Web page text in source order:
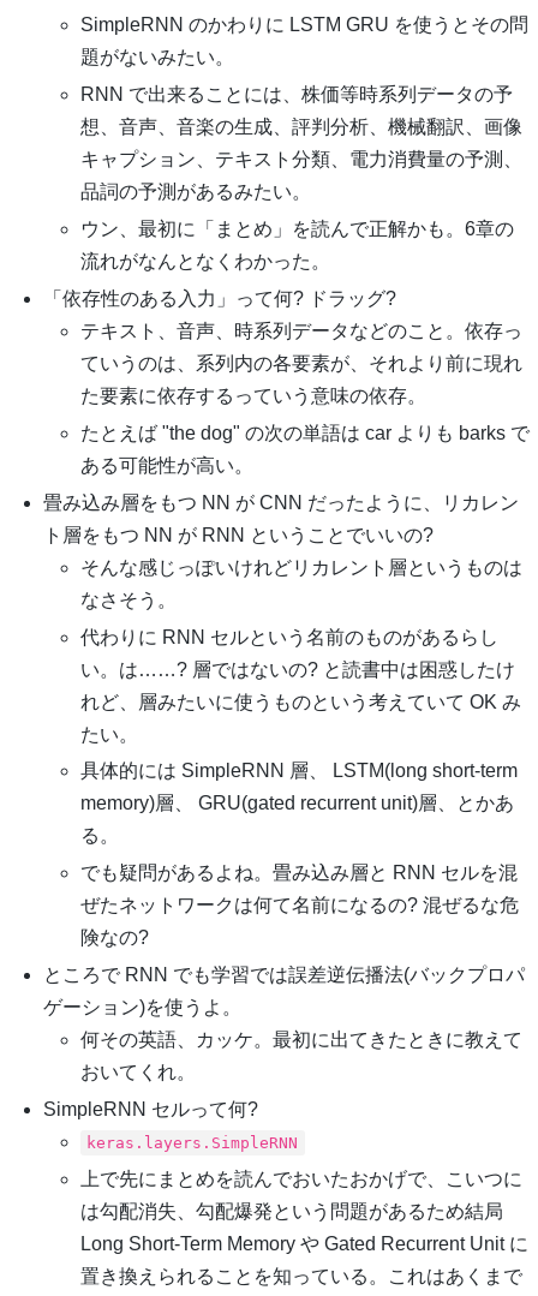
SimpleRNN のかわりに LSTM GRU を使うとその問
題がないみたい。
RNN で出来ることには、株価等時系列データの予
想、音声、音楽の生成、評判分析、機械翻訳、画像
キャプション、テキスト分類、電力消費量の予測、
品詞の予測があるみたい。
ウン、最初に「まとめ」を読んで正解かも。6章の
流れがなんとなくわかった。
「依存性のある入力」って何? ドラッグ?
テキスト、音声、時系列データなどのこと。依存っ
ていうのは、系列内の各要素が、それより前に現れ
た要素に依存するっていう意味の依存。
たとえば "the dog" の次の単語は car よりも barks で
ある可能性が高い。
畳み込み層をもつ NN が CNN だったように、リカレン
ト層をもつ NN が RNN ということでいいの?
そんな感じっぽいけれどリカレント層というものは
なさそう。
代わりに RNN セルという名前のものがあるらし
い。は……? 層ではないの? と読書中は困惑したけ
れど、層みたいに使うものという考えていて OK み
たい。
具体的には SimpleRNN 層、 LSTM(long short-term
memory)層、 GRU(gated recurrent unit)層、とかあ
る。
でも疑問があるよね。畳み込み層と RNN セルを混
ぜたネットワークは何て名前になるの? 混ぜるな危
険なの?
ところで RNN でも学習では誤差逆伝播法(バックプロパ
ゲーション)を使うよ。
何その英語、カッケ。最初に出てきたときに教えて
おいてくれ。
SimpleRNN セルって何?
keras.layers.SimpleRNN
上で先にまとめを読んでおいたおかげで、こいつに
は勾配消失、勾配爆発という問題があるため結局
Long Short-Term Memory や Gated Recurrent Unit に
置き換えられることを知っている。これはあくまで